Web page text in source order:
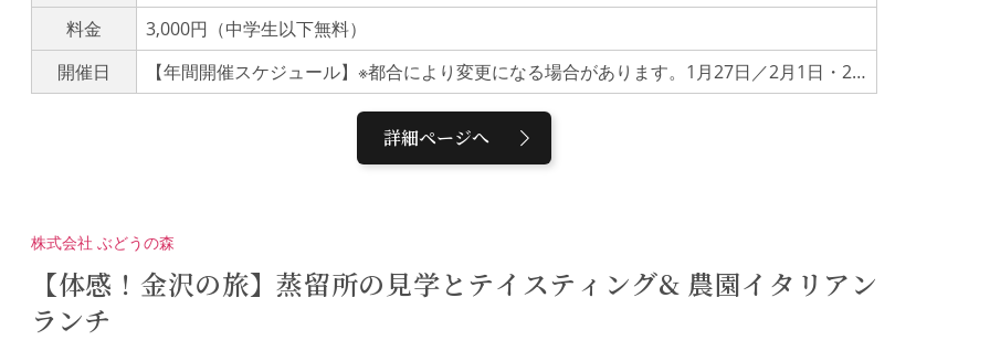
分）通常一般のお客様は参拝できない、毎月1日の「朔日祭」または27日の「月次祭」の神事に参列し、お
祓い、巫女舞の奉納、玉串拝礼、そして神酒をいただく直会まで、一連の神事を本格的に体験いただけま
す。境内の特別案内（約30分）神職の解説とともに、境内の貴重な文化財を巡ります。明治8年に「万民そ
の美観を仰望して知らず知らずに参拝したくなる神門を」という合言葉のもと明治8年に創建された擬洋風
上格天井が美しい拝殿、現在復元中の金沢城二の丸御殿から移築された東神門、さらには前田家最後の作
庭といわれる「楽器の庭」と称される神苑まで、尾山神社の見どころを余すことなくご案内いたします。
想をいただいております。※最少催行人数5名に満たない場合は、境内の案内はいたしません。尾山神社加
賀藩祖・前田利家公と正室・お松の方を祀る由緒ある神社。和漢洋の様式が融合し、ギヤマンが輝く「神
門」は国の重要文化財に指定されています。拝殿は、金沢城内にあった旧金谷御殿を移築したもので、随
所に加賀文化の粋が凝らされています。夫婦円満や縁結び、必勝祈願の神として、国内外から多くの参拝
料金
3,000円（中学生以下無料）
開催日
【年間開催スケジュール】※都合により変更になる場合があります。1月27日／2月1日・27日／3月1日・27日／5月1日・27日／6月1日・27日／7月1日・27日／8月1日・27日／9月1日・27日／10月1日・27日／11月1日・27日／12月1日・27日
詳細ページへ
【体感！金沢の旅】蒸留所の見学とテイスティング& 農園イタリアン
ランチ
株式会社 ぶどうの森